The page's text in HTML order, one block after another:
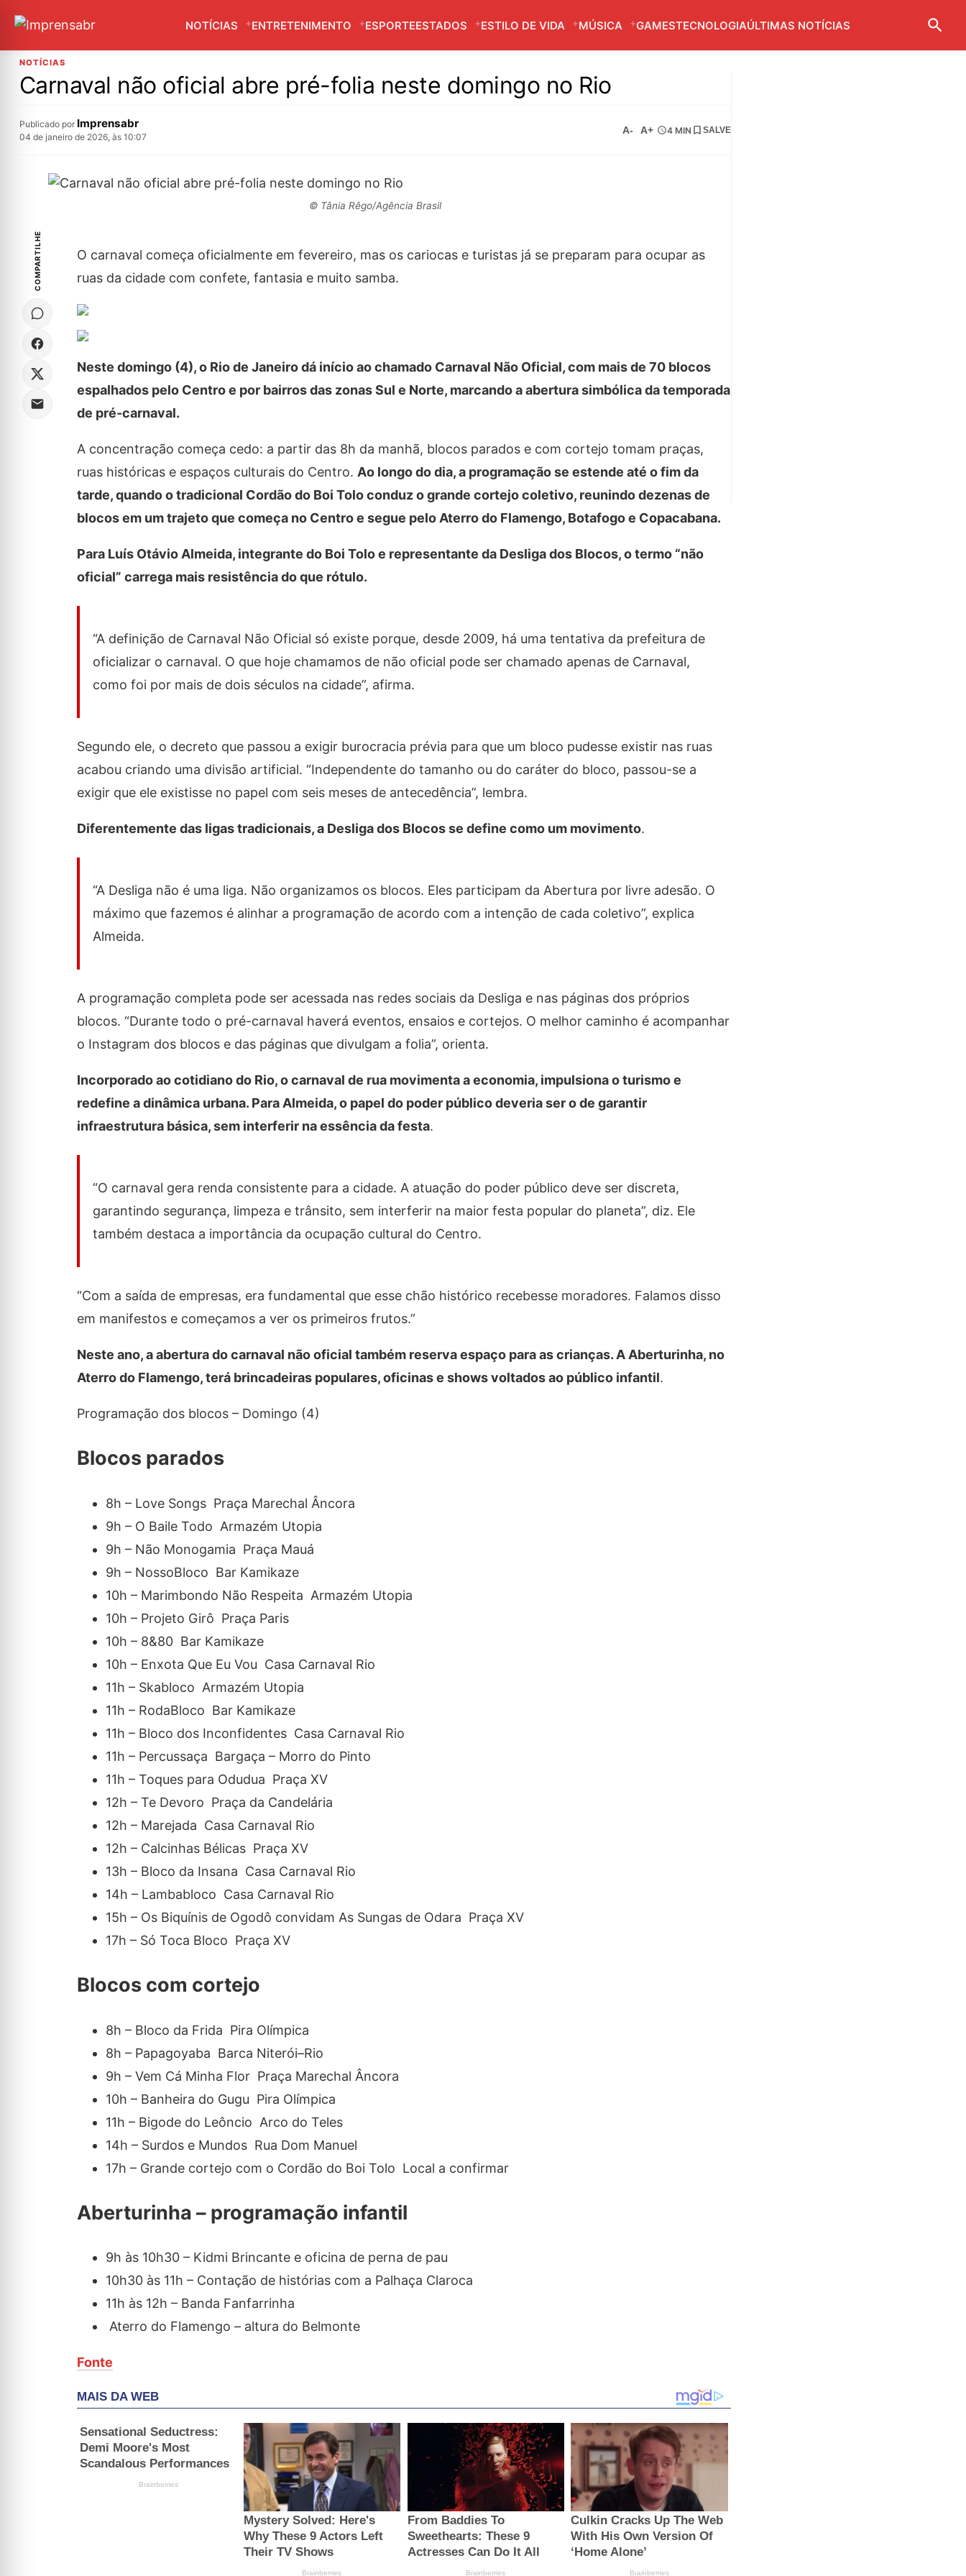
NOTÍCIAS ENTRETENIMENTO ESPORTEESTADOS ESTILO DE VIDA MÚSICA GAMESTECNOLOGIAÚLTIMAS NOTÍCIAS
NOTÍCIAS
Carnaval não oficial abre pré-folia neste domingo no Rio
Publicado por Imprensabr
04 de janeiro de 2026, às 10:07
A- A+ 4 MIN SALVE
© Tânia Rêgo/Agência Brasil
COMPARTILHE
O carnaval começa oficialmente em fevereiro, mas os cariocas e turistas já se preparam para ocupar as
ruas da cidade com confete, fantasia e muito samba.
Neste domingo (4), o Rio de Janeiro dá início ao chamado Carnaval Não Oficial, com mais de 70 blocos
espalhados pelo Centro e por bairros das zonas Sul e Norte, marcando a abertura simbólica da temporada
de pré-carnaval.
A concentração começa cedo: a partir das 8h da manhã, blocos parados e com cortejo tomam praças,
ruas históricas e espaços culturais do Centro. Ao longo do dia, a programação se estende até o fim da
tarde, quando o tradicional Cordão do Boi Tolo conduz o grande cortejo coletivo, reunindo dezenas de
blocos em um trajeto que começa no Centro e segue pelo Aterro do Flamengo, Botafogo e Copacabana.
Para Luís Otávio Almeida, integrante do Boi Tolo e representante da Desliga dos Blocos, o termo “não
oficial” carrega mais resistência do que rótulo.
“A definição de Carnaval Não Oficial só existe porque, desde 2009, há uma tentativa da prefeitura de
oficializar o carnaval. O que hoje chamamos de não oficial pode ser chamado apenas de Carnaval,
como foi por mais de dois séculos na cidade”, afirma.
Segundo ele, o decreto que passou a exigir burocracia prévia para que um bloco pudesse existir nas ruas
acabou criando uma divisão artificial. “Independente do tamanho ou do caráter do bloco, passou-se a
exigir que ele existisse no papel com seis meses de antecedência”, lembra.
Diferentemente das ligas tradicionais, a Desliga dos Blocos se define como um movimento.
“A Desliga não é uma liga. Não organizamos os blocos. Eles participam da Abertura por livre adesão. O
máximo que fazemos é alinhar a programação de acordo com a intenção de cada coletivo”, explica
Almeida.
A programação completa pode ser acessada nas redes sociais da Desliga e nas páginas dos próprios
blocos. “Durante todo o pré-carnaval haverá eventos, ensaios e cortejos. O melhor caminho é acompanhar
o Instagram dos blocos e das páginas que divulgam a folia”, orienta.
Incorporado ao cotidiano do Rio, o carnaval de rua movimenta a economia, impulsiona o turismo e
redefine a dinâmica urbana. Para Almeida, o papel do poder público deveria ser o de garantir
infraestrutura básica, sem interferir na essência da festa.
“O carnaval gera renda consistente para a cidade. A atuação do poder público deve ser discreta,
garantindo segurança, limpeza e trânsito, sem interferir na maior festa popular do planeta”, diz. Ele
também destaca a importância da ocupação cultural do Centro.
“Com a saída de empresas, era fundamental que esse chão histórico recebesse moradores. Falamos disso
em manifestos e começamos a ver os primeiros frutos.”
Neste ano, a abertura do carnaval não oficial também reserva espaço para as crianças. A Aberturinha, no
Aterro do Flamengo, terá brincadeiras populares, oficinas e shows voltados ao público infantil.
Programação dos blocos – Domingo (4)
Blocos parados
8h – Love Songs Praça Marechal Âncora
9h – O Baile Todo Armazém Utopia
9h – Não Monogamia Praça Mauá
9h – NossoBloco Bar Kamikaze
10h – Marimbondo Não Respeita Armazém Utopia
10h – Projeto Girô Praça Paris
10h – 8&80 Bar Kamikaze
10h – Enxota Que Eu Vou Casa Carnaval Rio
11h – Skabloco Armazém Utopia
11h – RodaBloco Bar Kamikaze
11h – Bloco dos Inconfidentes Casa Carnaval Rio
11h – Percussaça Bargaça – Morro do Pinto
11h – Toques para Odudua Praça XV
12h – Te Devoro Praça da Candelária
12h – Marejada Casa Carnaval Rio
12h – Calcinhas Bélicas Praça XV
13h – Bloco da Insana Casa Carnaval Rio
14h – Lambabloco Casa Carnaval Rio
15h – Os Biquínis de Ogodô convidam As Sungas de Odara Praça XV
17h – Só Toca Bloco Praça XV
Blocos com cortejo
8h – Bloco da Frida Pira Olímpica
8h – Papagoyaba Barca Niterói–Rio
9h – Vem Cá Minha Flor Praça Marechal Âncora
10h – Banheira do Gugu Pira Olímpica
11h – Bigode do Leôncio Arco do Teles
14h – Surdos e Mundos Rua Dom Manuel
17h – Grande cortejo com o Cordão do Boi Tolo Local a confirmar
Aberturinha – programação infantil
9h às 10h30 – Kidmi Brincante e oficina de perna de pau
10h30 às 11h – Contação de histórias com a Palhaça Claroca
11h às 12h – Banda Fanfarrinha
Aterro do Flamengo – altura do Belmonte
Fonte